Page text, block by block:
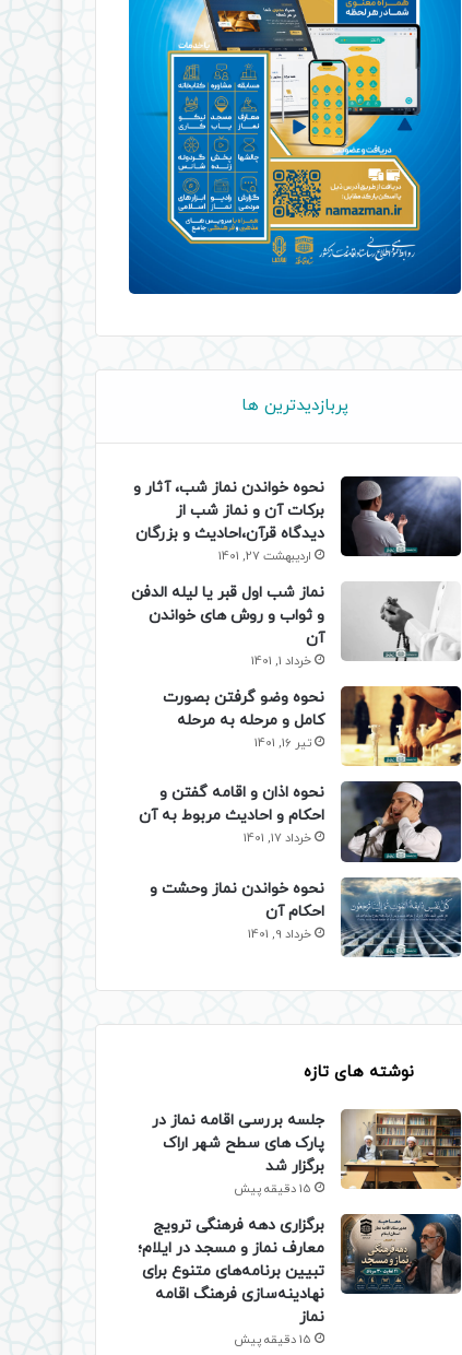
پربازدیدترین ها
نحوه خواندن نماز شب، آثار و
برکات آن و نماز شب از
دیدگاه قرآن،احادیث و بزرگان
اردیبهشت 27, 1401
نماز شب اول قبر یا لیله الدفن
و ثواب و روش های خواندن
آن
خرداد 1, 1401
نحوه وضو گرفتن بصورت
کامل و مرحله به مرحله
تیر 16, 1401
نحوه اذان و اقامه گفتن و
احکام و احادیث مربوط به آن
خرداد 17, 1401
نحوه خواندن نماز وحشت و
احکام آن
خرداد 9, 1401
نوشته های تازه
جلسه بررسی اقامه نماز در
پارک های سطح شهر اراک
برگزار شد
15 دقیقه پیش
برگزاری دهه فرهنگی ترویج
معارف نماز و مسجد در ایلام؛
تبیین برنامه‌های متنوع برای
نهادینه‌سازی فرهنگ اقامه
نماز
15 دقیقه پیش